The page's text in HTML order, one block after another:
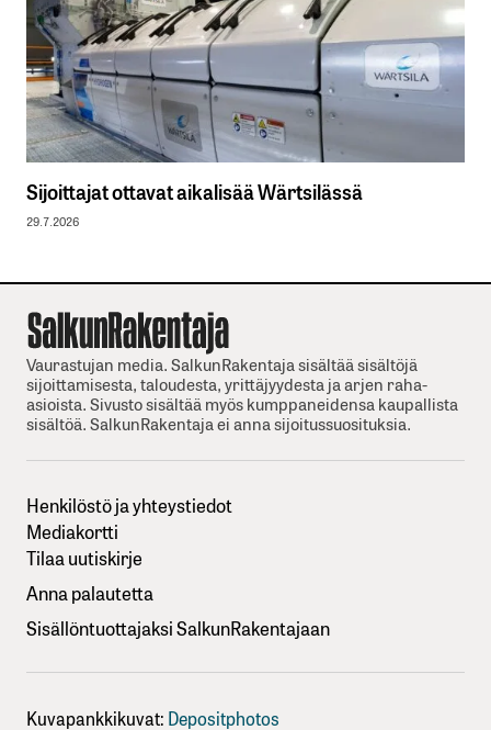
Sijoittajat ottavat aikalisää Wärtsilässä
29.7.2026
Vaurastujan media. SalkunRakentaja sisältää sisältöjä
sijoittamisesta, taloudesta, yrittäjyydesta ja arjen raha-
asioista. Sivusto sisältää myös kumppaneidensa kaupallista
sisältöä. SalkunRakentaja ei anna sijoitussuosituksia.
Henkilöstö ja yhteystiedot
Mediakortti
Tilaa uutiskirje
Anna palautetta
Sisällöntuottajaksi SalkunRakentajaan
Kuvapankkikuvat: Depositphotos